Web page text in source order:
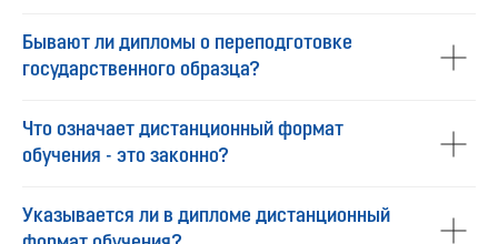
Бывают ли дипломы о переподготовке
государственного образца?
Что означает дистанционный формат
обучения - это законно?
Указывается ли в дипломе дистанционный